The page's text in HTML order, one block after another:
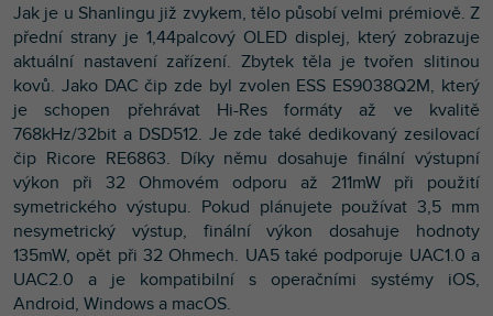
Jak je u Shanlingu již zvykem, tělo působí velmi prémiově. Z
přední strany je 1,44palcový OLED displej, který zobrazuje
aktuální nastavení zařízení. Zbytek těla je tvořen slitinou
kovů. Jako DAC čip zde byl zvolen ESS ES9038Q2M, který
je schopen přehrávat Hi-Res formáty až ve kvalitě
768kHz/32bit a DSD512. Je zde také dedikovaný zesilovací
čip Ricore RE6863. Díky němu dosahuje finální výstupní
výkon při 32 Ohmovém odporu až 211mW při použití
symetrického výstupu. Pokud plánujete používat 3,5 mm
nesymetrický výstup, finální výkon dosahuje hodnoty
135mW, opět při 32 Ohmech. UA5 také podporuje UAC1.0 a
UAC2.0 a je kompatibilní s operačními systémy iOS,
Android, Windows a macOS.